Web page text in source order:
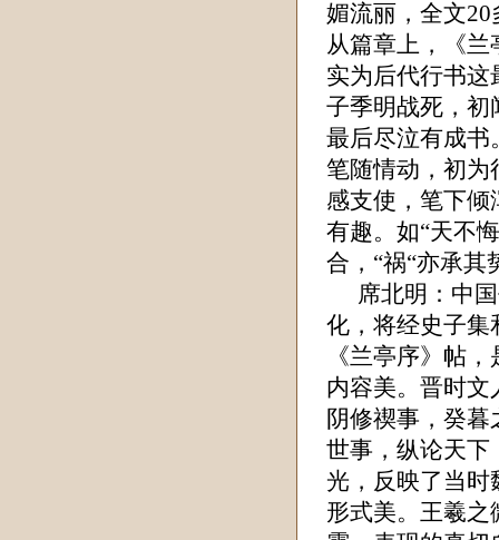
媚流丽，全文20
从篇章上，《
实为后代行书这
子季明战死，初
最后尽泣有成书
笔随情动，初为
感支使，笔下倾
有趣。如“天不
合，“祸“亦承其
席北明 ：中
化，将经史子集
《兰亭序》帖
内容美。晋时文
阴修禊事，癸
世事，纵论天下
光，反映了当时
形式美。王羲之